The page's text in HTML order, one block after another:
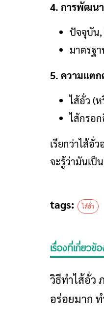
4. การพัฒน
ปัจจุบัน,
มาตรฐ
5. ความแตก
ไส้อั่ว (
ไส้กรอก
เรียกว่าไส้อั่
จะรู้ว่ามันเป็
tags: ไส้อั่ว
เรื่องที่เกี่ยวข้
วิธีทำไส้อั่ว
อร่อยมาก ท